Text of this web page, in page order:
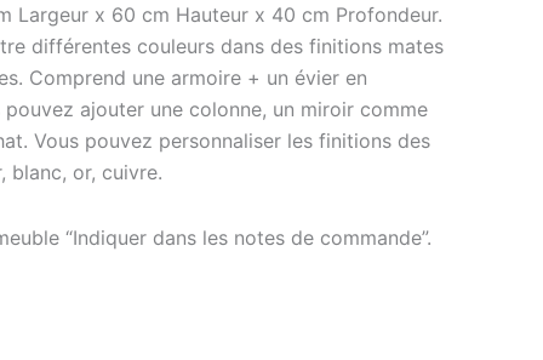
Largeur x 60 cm Hauteur x 40 cm Profondeur.
différentes couleurs dans des finitions mates
Comprend une armoire + un évier en
ajouter une colonne, un miroir comme
Vous pouvez personnaliser les finitions des
blanc, or, cuivre.
“Indiquer dans les notes de commande”.